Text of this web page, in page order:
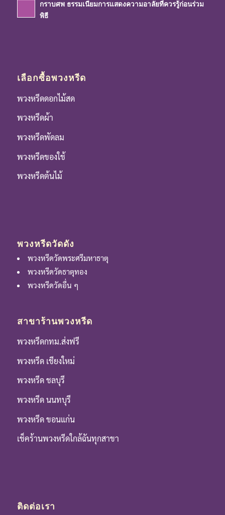
กราบศพ ธรรมเนียมการแสดงความอาลัยที่ควรรู้ก่อนร่วม
พิธี
เลือกซื้อพวงหรีด
พวงหรีดดอกไม้สด
พวงหรีดผ้า
พวงหรีดพัดลม
พวงหรีดของใช้
พวงหรีดต้นไม้
พวงหรีดวัดดัง
พวงหรีดวัดพระศรีมหาธาตุ
พวงหรีดวัดธาตุทอง
พวงหรีดวัดอื่น ๆ
สาขาร้านพวงหรีด
พวงหรีดกทม.ส่งฟรี
พวงหรีด เชียงใหม่
พวงหรีด ชลบุรี
พวงหรีด นนทบุรี
พวงหรีด ขอนแก่น
เช็คร้านพวงหรีดใกล้ฉันทุกสาขา
ติดต่อเรา